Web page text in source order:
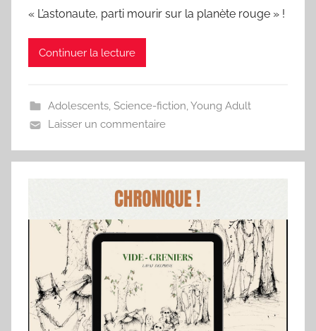
« L’astonaute, parti mourir sur la planète rouge » !
Continuer la lecture
Adolescents, Science-fiction,Young Adult
Laisser un commentaire